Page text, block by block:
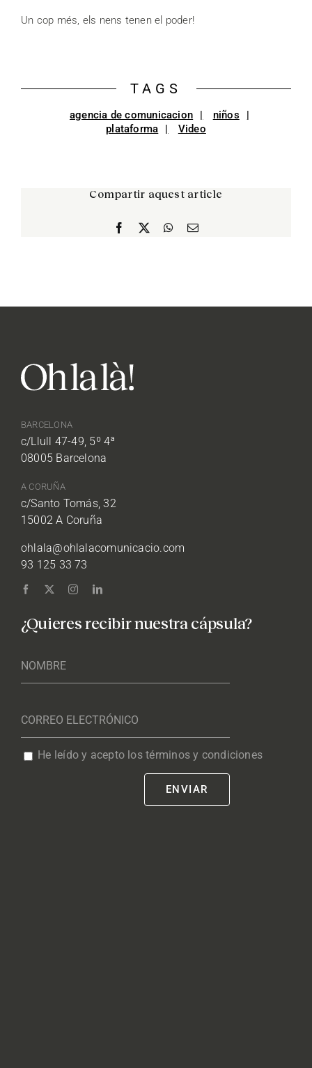
Un cop més, els nens tenen el poder!
TAGS
agencia de comunicacion
niños
plataforma
Video
Compartir aquest article
Facebook WhatsApp
Correo
BARCELONA
c/Llull 47-49, 5º 4ª
08005 Barcelona
A CORUÑA
c/Santo Tomás, 32
15002 A Coruña
ohlala@ohlalacomunicacio.com
93 125 33 73
¿Quieres recibir nuestra cápsula?
He leído y acepto los términos y condiciones